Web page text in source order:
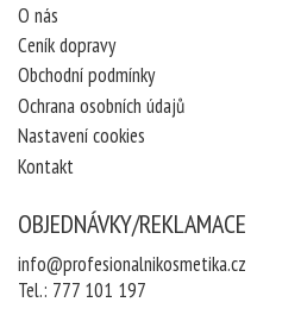
O nás
Ceník dopravy
Obchodní podmínky
Ochrana osobních údajů
Nastavení cookies
Kontakt
OBJEDNÁVKY/REKLAMACE
info@profesionalnikosmetika.cz
Tel.: 777 101 197